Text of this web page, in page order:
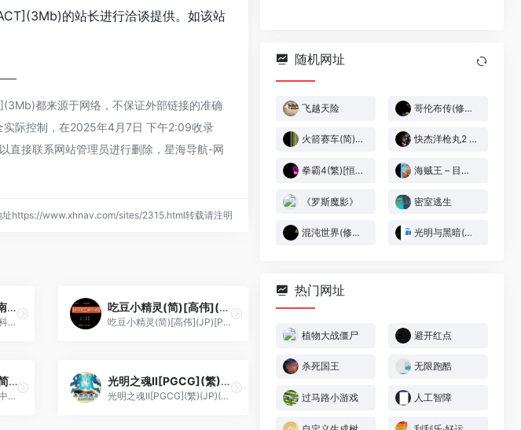
的站长进行洽谈提供。如该站
都来源于网络，不保证外部链接的准确
实际控制，在2025年4月7日 下午2:09收录
直接联系网站管理员进行删除，星海导航-网
址https://www.xhnav.com/sites/2315.html转载请注明
最游记 – 唐三藏(简)[南晶科技](CN)[RPG](4Mb)
最游记 - 唐三藏(简)[南晶科技](CN)[RPG](4Mb)
吃豆小精灵(简)[高伟](JP)[PUZ](0.18Mb)
吃豆小精灵(简)[高伟](JP)[PUZ](0.18Mb)
小美人鱼 – 人鱼公主(简)[中伟](JP)[ACT](1Mb)
小美人鱼 - 人鱼公主(简)[中伟](JP)[ACT](1Mb)
光明之魂II[PGCG](繁)(JP)(128Mb)
光明之魂II[PGCG](繁)(JP)(128Mb)
随机网址
飞越天险 哥伦布传(修正版)[外星科技](JP)[RPG](4Mb)
火箭赛车(简)[御酒探花](JP)[RAC](0.5Mb) 快杰洋枪丸2 – 机关之地大冒险(简)[烈火暴龙](JP)[ACT](2Mb)
拳霸4(繁)[恒格电子](JP)[SLG](4Mb) 海贼王 – 目标!赏金之王[模拟天下&枫雪动漫](简)(JP)(65.41Mb)
《罗斯魔影》 密室逃生
混沌世界(修正版)(简)[外星科技+Vanyogin](JP)[RPG](7Mb) 光明与黑暗(光明力量) – 黑暗龙的复活[天使汉化组+hitomisky](半汉化修正版)(简)(JP)(64.4Mb)
热门网址
植物大战僵尸 避开红点
杀死国王 无限跑酷
过马路小游戏 人工智障